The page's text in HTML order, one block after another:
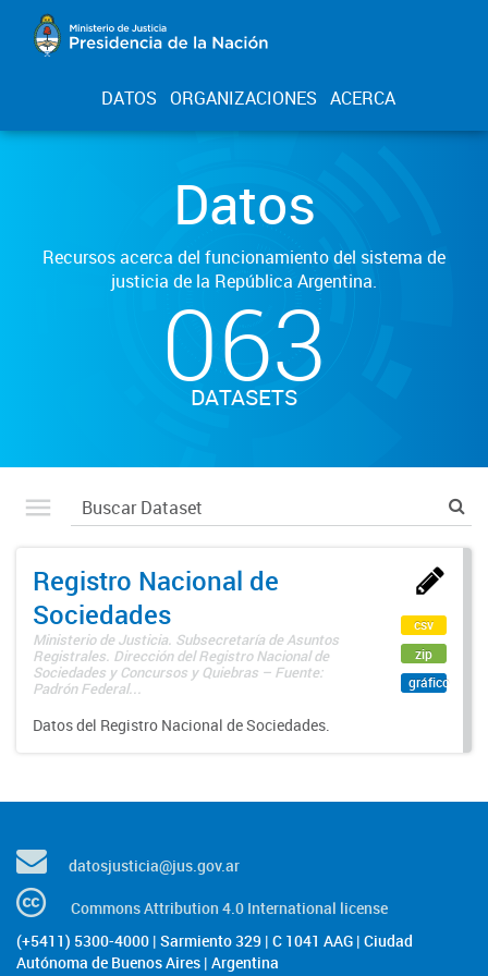
DATOS ORGANIZACIONES ACERCA
Datos
Recursos acerca del funcionamiento del sistema de
justicia de la República Argentina.
063
DATASETS
Registro Nacional de
Sociedades
Ministerio de Justicia. Subsecretaría de Asuntos
Registrales. Dirección del Registro Nacional de
Sociedades y Concursos y Quiebras – Fuente:
Padrón Federal...
Datos del Registro Nacional de Sociedades.
csv
zip
gráfico
datosjusticia@jus.gov.ar
Commons Attribution 4.0 International license
(+5411) 5300-4000 | Sarmiento 329 | C 1041 AAG | Ciudad
Autónoma de Buenos Aires | Argentina